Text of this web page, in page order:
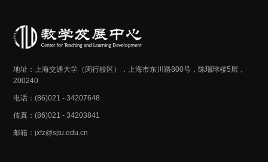
地址：上海交通大学（闵行校区），上海市东川路800号，陈瑞球楼5层，
200240
电话：(86)021 - 34207648
传真：(86)021 - 34203841
邮箱：jxfz@sjtu.edu.cn